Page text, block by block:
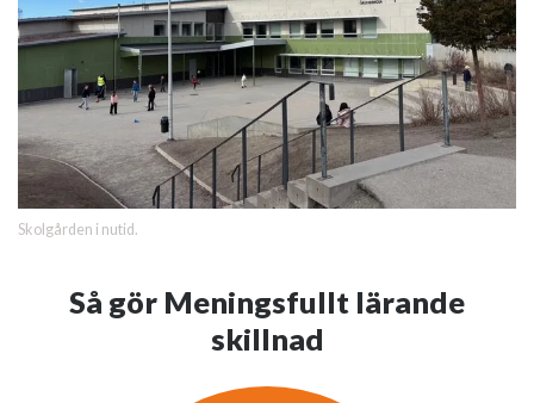
Skolgården i nutid.
Så gör Meningsfullt lärande
skillnad